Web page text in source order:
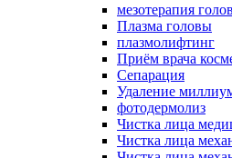
мезотерапия
Плазма головы
плазмолифтинг
Приём врача
Сепарация
Удаление
фотодермолиз
Чистка лица
Чистка лица